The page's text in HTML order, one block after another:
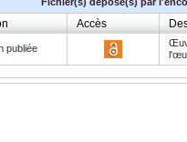
Accès
publiée